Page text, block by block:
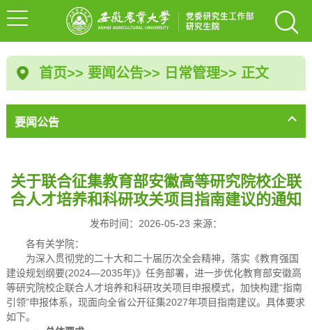
首页>> 要闻公告>> 日常管理>> 正文
要闻公告
关于联合征集教育部安徽高等研究院校企联
合人才培养和科研攻关项目指南建议的通知
发布时间：2026-05-23 来源：
各有关学院：
为深入贯彻党的二十大和二十届历次全会精神，落实《教育强国
建设规划纲要(2024—2035年)》任务部署，进一步优化教育部安徽高
等研究院校企联合人才培养和科研攻关项目申报模式，加快构建“指南
引领”申报体系，现面向全省公开征集2027年项目指南建议。具体要求
如下。